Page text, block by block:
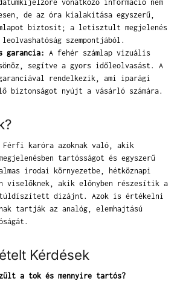
vonatkozó információ nem
de az óra kialakítása egyszerű,
biztosít; a letisztult megjelenés
szempontjából.
garancia: A fehér számlap vizuális
segítve a gyors időleolvasást. A
garanciával rendelkezik, ami iparági
biztonságot nyújt a vásárló számára.
Férfi karóra azoknak való, akik
tartósságot és egyszerű
irodai környezetbe, hétköznapi
viselőknek, akik előnyben részesítik a
túldíszített dizájnt. Azok is értékelni
tartják az analóg, elemhajtású
Kérdések
a tok és mennyire tartós?